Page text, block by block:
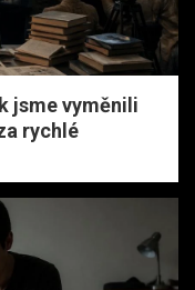
jsme vyměnili
rychlé